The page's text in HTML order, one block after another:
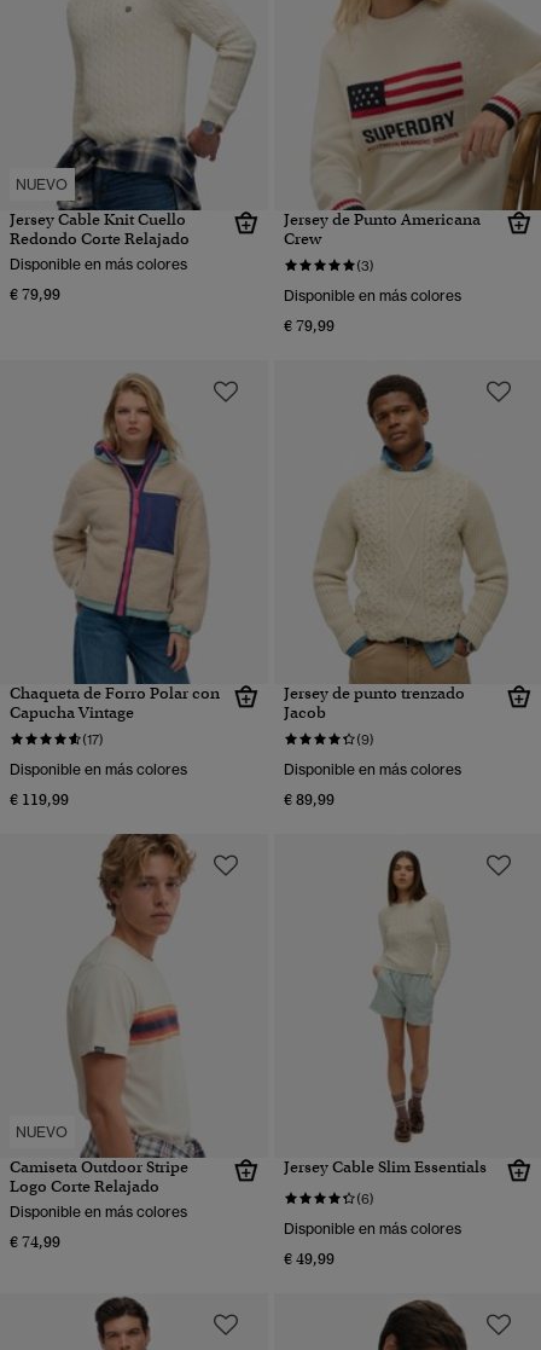
NUEVO
Jersey Cable Knit Cuello
Redondo Corte Relajado
Disponible en más colores
€ 79,99
Jersey de Punto Americana
Crew
(3)
Disponible en más colores
€ 79,99
Chaqueta de Forro Polar con
Capucha Vintage
(17)
Disponible en más colores
€ 119,99
Jersey de punto trenzado
Jacob
(9)
Disponible en más colores
€ 89,99
NUEVO
Camiseta Outdoor Stripe
Logo Corte Relajado
Disponible en más colores
€ 74,99
Jersey Cable Slim Essentials
(6)
Disponible en más colores
€ 49,99